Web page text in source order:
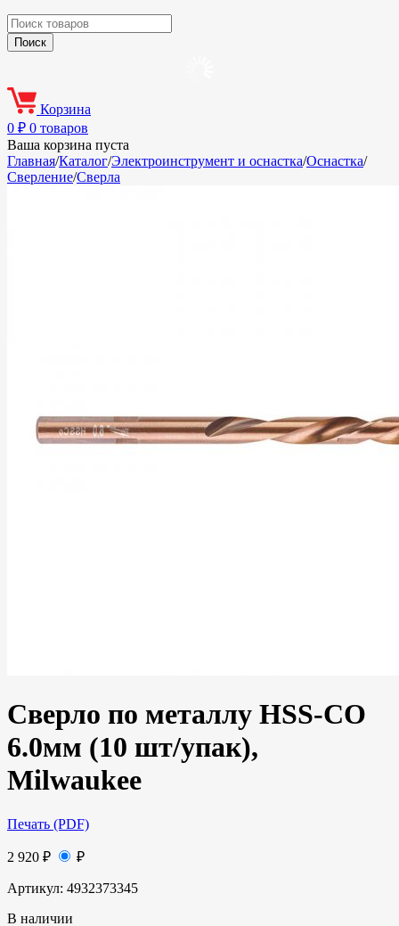
Корзина
0 ₽ 0 товаров
Ваша корзина пуста
Главная/Каталог/Электроинструмент и оснастка/Оснастка/
Сверление/Сверла
Сверло по металлу HSS-CO
6.0мм (10 шт/упак),
Milwaukee
Печать (PDF)
2 920 ₽ ₽
Артикул: 4932373345
В наличии